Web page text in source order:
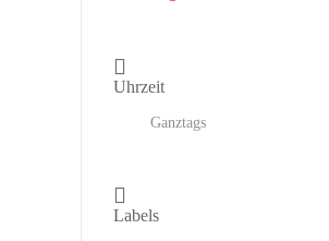
Uhrzeit
Ganztags
Labels